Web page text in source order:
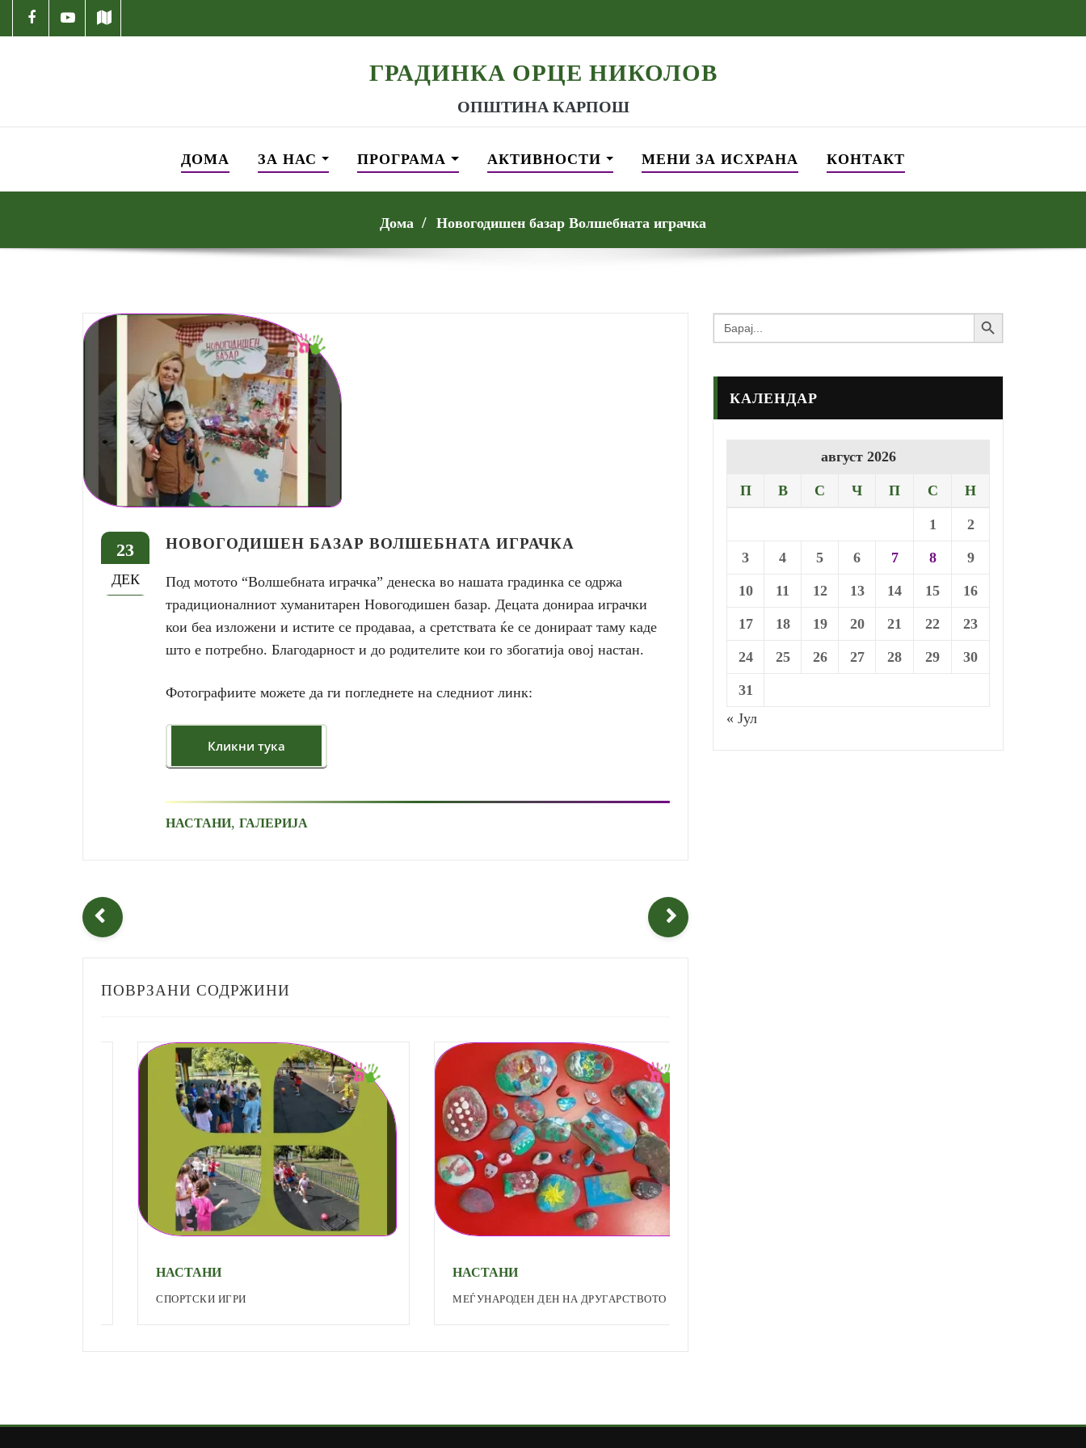
ГРАДИНКА ОРЦЕ НИКОЛОВ
ОПШТИНА КАРПОШ
ДОМА ЗА НАС ПРОГРАМА АКТИВНОСТИ МЕНИ ЗА ИСХРАНА КОНТАКТ
Дома Новогодишен базар Волшебната играчка
23
ДЕК
НОВОГОДИШЕН БАЗАР ВОЛШЕБНАТА ИГРАЧКА
Под мотото “Волшебната играчка” денеска во нашата градинка се одржа
традиционалниот хуманитарен Новогодишен базар. Децата донираа играчки
кои беа изложени и истите се продаваа, а сретствата ќе се донираат таму каде
што е потребно. Благодарност и до родителите кои го збогатија овој настан.
Фотографиите можете да ги погледнете на следниот линк:
НАСТАНИ, ГАЛЕРИЈА
ПОВРЗАНИ СОДРЖИНИ
НАСТАНИ
СПОРТСКИ ИГРИ
НАСТАНИ
МЕЃУНАРОДЕН ДЕН НА ДРУГАРСТВОТО
Search
for:
Search Button
КАЛЕНДАР
август 2026
П В С Ч П С Н
1 2
3 4 5 6 7 8 9
10 11 12 13 14 15 16
17 18 19 20 21 22 23
24 25 26 27 28 29 30
31
« Јул